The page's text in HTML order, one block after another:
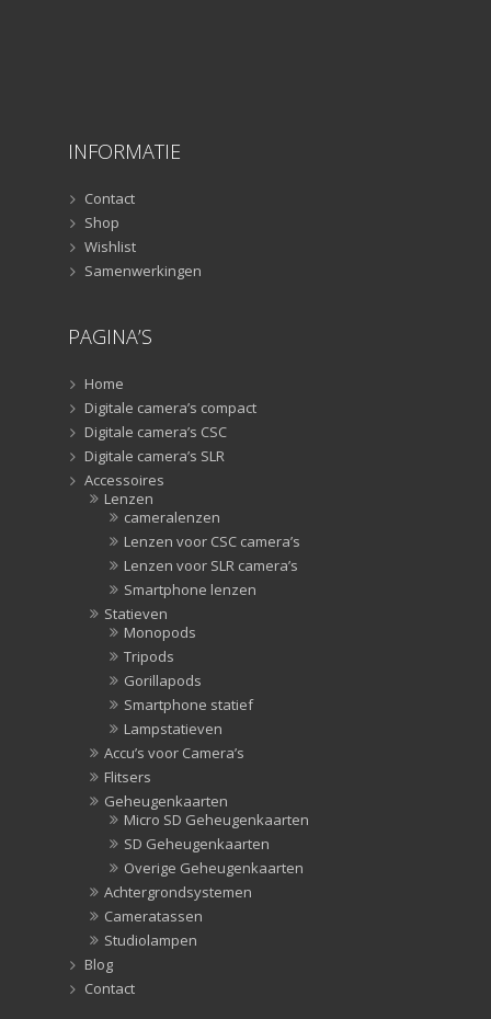
INFORMATIE
Contact
Shop
Wishlist
Samenwerkingen
PAGINA’S
Home
Digitale camera’s compact
Digitale camera’s CSC
Digitale camera’s SLR
Accessoires
Lenzen
cameralenzen
Lenzen voor CSC camera’s
Lenzen voor SLR camera’s
Smartphone lenzen
Statieven
Monopods
Tripods
Gorillapods
Smartphone statief
Lampstatieven
Accu’s voor Camera’s
Flitsers
Geheugenkaarten
Micro SD Geheugenkaarten
SD Geheugenkaarten
Overige Geheugenkaarten
Achtergrondsystemen
Cameratassen
Studiolampen
Blog
Contact